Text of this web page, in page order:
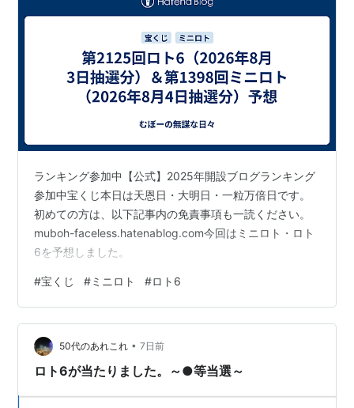
ランキング参加中【公式】2025年開設ブログランキング
参加中宝くじ本日は天恩日・大明日・一粒万倍日です。
初めての方は、以下記事内の免責事項も一読ください。
muboh-faceless.hatenablog.com今回はミニロト・ロト
6を予想しました。
#宝くじ #ミニロト #ロト6
50代のあれこれ • 7日前
ロト6が当たりました。～●等当選～